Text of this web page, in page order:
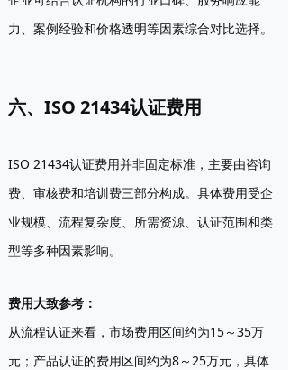
力、案例经验和价格透明等因素综合对比选择。
六、ISO 21434认证费用
ISO 21434认证费用并非固定标准，主要由咨询
费、审核费和培训费三部分构成。具体费用受企
业规模、流程复杂度、所需资源、认证范围和类
型等多种因素影响。
费用大致参考：
从流程认证来看，市场费用区间约为15～35万
元；产品认证的费用区间约为8～25万元，具体